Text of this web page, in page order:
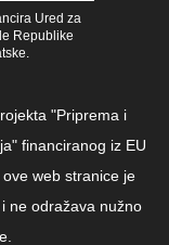
Ured za
Republike
"Priprema i
financiranog iz EU
web stranice je
ne odražava nužno